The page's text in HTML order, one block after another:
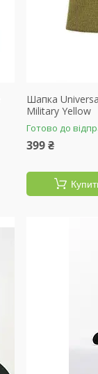
Шапка
Military Yellow
Готово до
399 ₴